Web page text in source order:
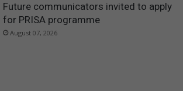
Future communicators invited to apply
for PRISA programme
August 07, 2026